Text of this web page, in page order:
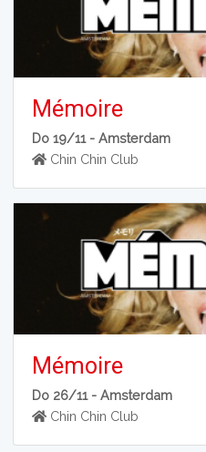
Mémoire
Do 19/11 -Amsterdam
Chin Chin Club
Mémoire
Do 26/11 -Amsterdam
Chin Chin Club